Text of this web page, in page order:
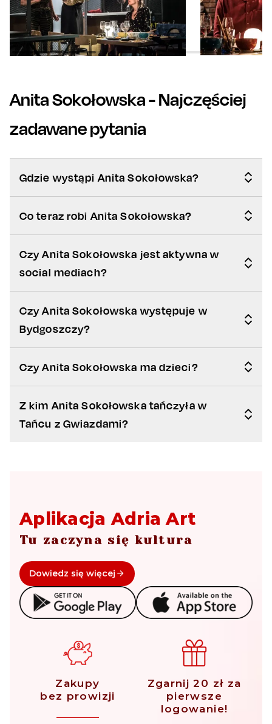
Anita Sokołowska- Najczęściej
zadawane pytania
Gdzie wystąpi Anita Sokołowska?
Co teraz robi Anita Sokołowska?
Czy Anita Sokołowska jest aktywna w
social mediach?
Czy Anita Sokołowska występuje w
Bydgoszczy?
Czy Anita Sokołowska ma dzieci?
Z kim Anita Sokołowska tańczyła w
Tańcu z Gwiazdami?
Aplikacja Adria Art
Tu zaczyna się kultura
Dowiedz się więcej
Zakupy
bez prowizji
Zgarnij 20 zł za
pierwsze
logowanie!